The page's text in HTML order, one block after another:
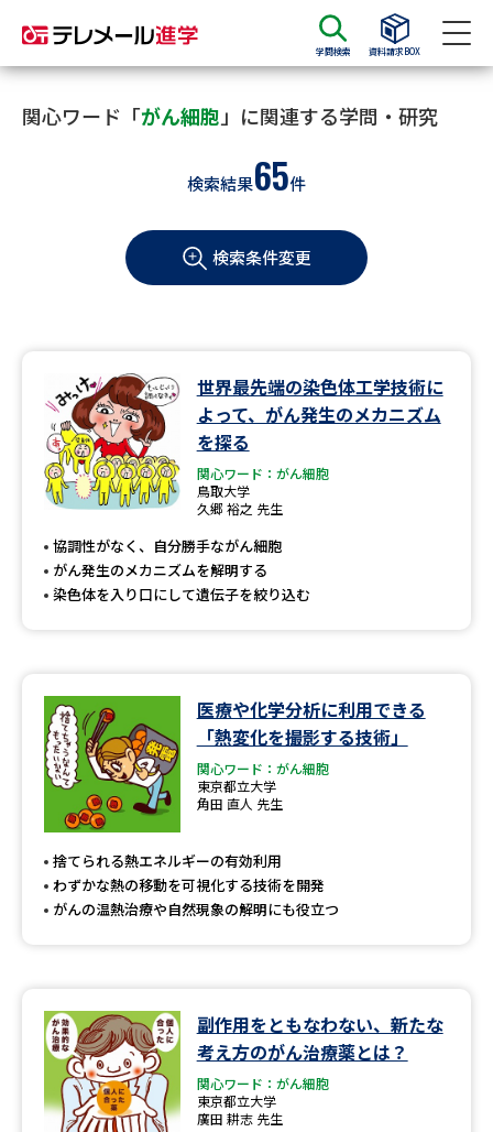
学問検索 資料請求BOX
資料請求 資料検索
大学・短大の資料種類から請求
学部・学科パンフ
過去問題集
大学・短大以外の資料から請求
専門学校の資料請求
留学・進学関連、塾・予備校
大学入学共通テスト「受験案
内」の請求
大学入学共通テスト「受験上の
高等学校（情報）教員資格認定
大学研究
大学で学べる内容や特徴を調べる
データサイエンス特集 奨学金・特待生制度特集
デジタルパンフレット 進路の３択
関心ワード「がん細胞 」に関連する学問・研究
検索結果65件
検索条件変更
世界最先端の染色体工学技術に
よって、がん発生のメカニズム
を探る
関心ワード：がん細胞
鳥取大学
久郷 裕之 先生
協調性がなく、自分勝手ながん細胞
がん発生のメカニズムを解明する
染色体を入り口にして遺伝子を絞り込む
医療や化学分析に利用できる
「熱変化を撮影する技術」
関心ワード：がん細胞
東京都立大学
角田 直人 先生
捨てられる熱エネルギーの有効利用
わずかな熱の移動を可視化する技術を開発
がんの温熱治療や自然現象の解明にも役立つ
副作用をともなわない、新たな
考え方のがん治療薬とは？
関心ワード：がん細胞
東京都立大学
廣田 耕志 先生